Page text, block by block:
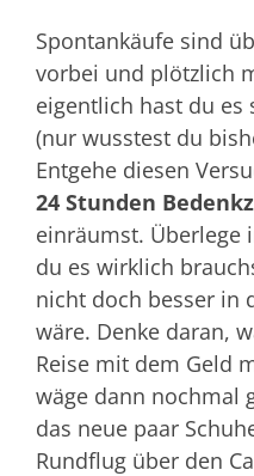
Spontankäufe sind
vorbei und plötzlich
eigentlich hast du
(nur wusstest du
Entgehe diesen
24 Stunden
einräumst. Überlege
du es wirklich
nicht doch besser in
wäre. Denke daran,
Reise mit dem Geld
wäge dann nochmal
das neue paar
Rundflug über den